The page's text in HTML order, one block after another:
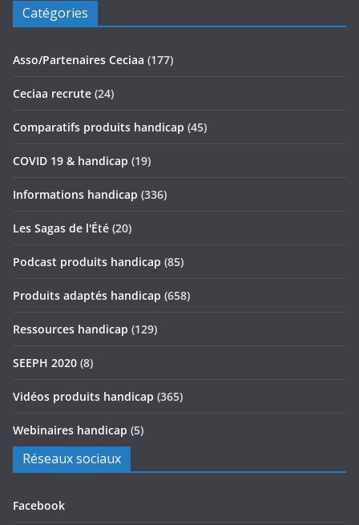
Catégories
Asso/Partenaires Ceciaa (177)
Ceciaa recrute (24)
Comparatifs produits handicap (45)
COVID 19 & handicap (19)
Informations handicap (336)
Les Sagas de l'Été (20)
Podcast produits handicap (85)
Produits adaptés handicap (658)
Ressources handicap (129)
SEEPH 2020 (8)
Vidéos produits handicap (365)
Webinaires handicap (5)
Réseaux sociaux
Facebook